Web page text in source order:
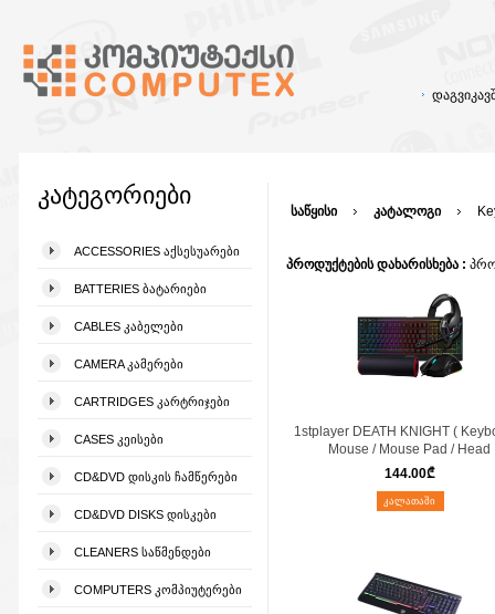
კატეგორიები
ACCESSORIES ᲐᲥᲡᲔᲡᲣᲐᲠᲔᲑᲘ
BATTERIES ᲑᲐᲢᲐᲠᲘᲔᲑᲘ
CABLES ᲙᲐᲑᲔᲚᲔᲑᲘ
CAMERA ᲙᲐᲛᲔᲠᲔᲑᲘ
CARTRIDGES ᲙᲐᲠᲢᲠᲘᲯᲔᲑᲘ
CASES ᲙᲔᲘᲡᲔᲑᲘ
CD&DVD ᲓᲘᲡᲙᲘᲡ ᲩᲐᲛᲬᲔᲠᲔᲑᲘ
CD&DVD DISKS ᲓᲘᲡᲙᲔᲑᲘ
CLEANERS ᲡᲐᲬᲛᲔᲜᲓᲔᲑᲘ
COMPUTERS ᲙᲝᲛᲞᲘᲣᲢᲔᲠᲔᲑᲘ
საწყისი კატალოგი
პროდუქტების დახარისხება :
1stplayer DEATH KNIGHT (
Mouse / Mouse Pad / Head
144.00₾
ᲙᲐᲚᲐᲗᲐᲨᲘ